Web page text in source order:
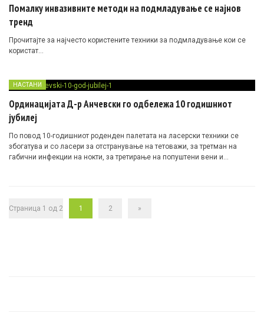
Помалку инвазивните методи на подмладување се најнов
тренд
Прочитајте за најчесто користените техники за подмладување кои се
користат…
НАСТАНИ
Ординацијата Д-р Анчевски го одбележа 10 годишниот
јубилеј
По повод 10-годишниот роденден палетата на ласерски техники се
збогатува и со ласери за отстранување на тетоважи, за третман на
габични инфекции на нокти, за третирање на попуштени вени и
Страница 1 од 2 1 2 »